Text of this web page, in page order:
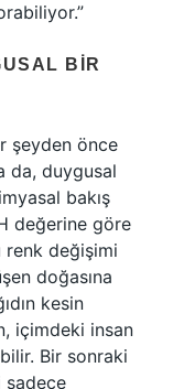
BIR
şeyden önce
da, duygusal
bakış
değerine göre
renk değişimi
doğasına
kesin
içimdeki insan
Bir sonraki
sadece